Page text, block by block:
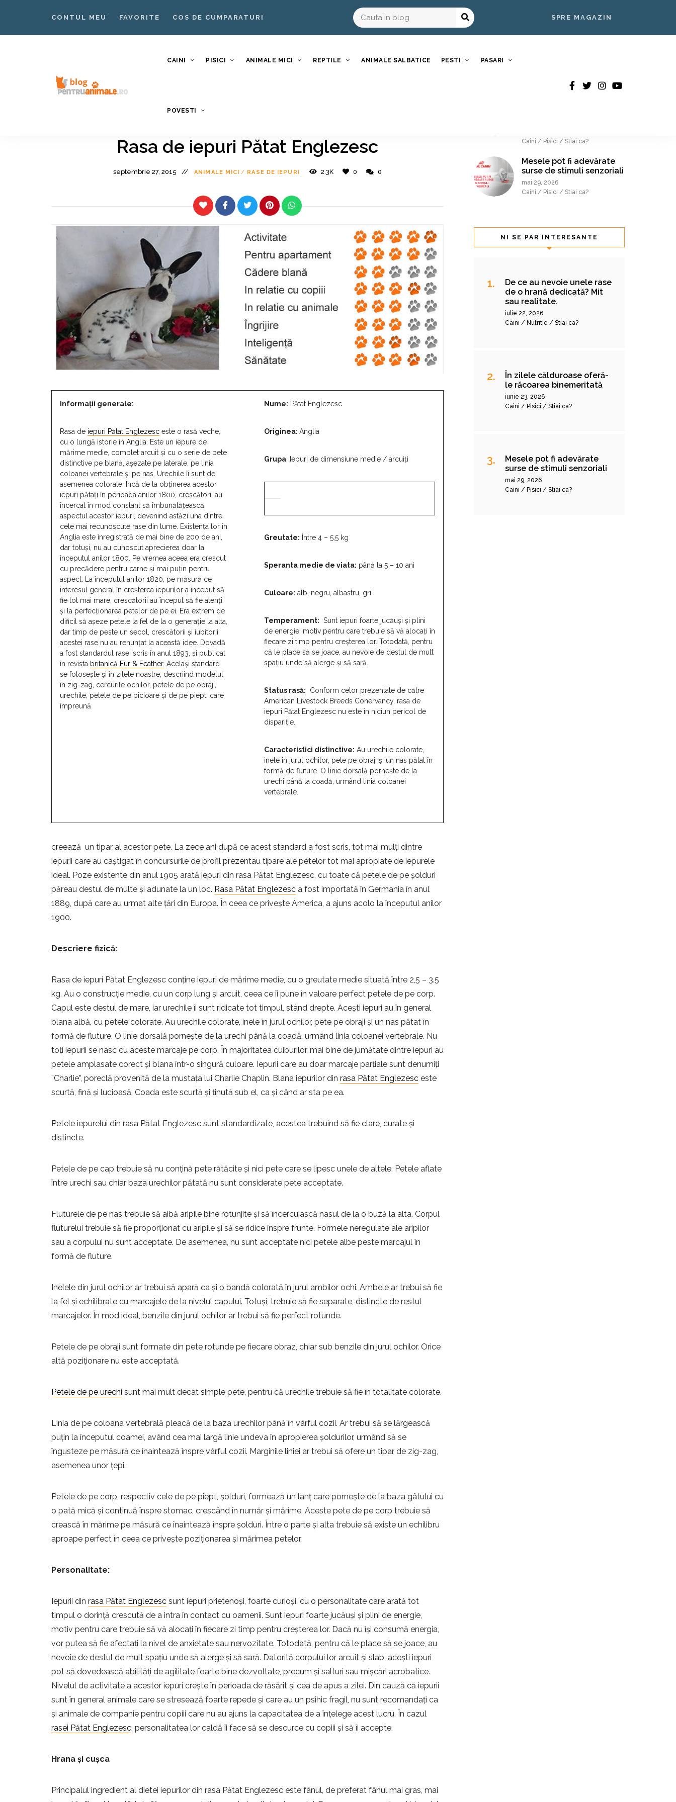
CONTUL MEU FAVORITE COS DE CUMPARATURI SPRE MAGAZIN
Pisici
CAINI PISICI ANIMALE MICI REPTILE ANIMALE SALBATICE PESTI PASARI
POVESTI
Rasa de iepuri Pătat Englezesc
septembrie 27, 2015 ANIMALE MICI / RASE DE IEPURI 2.3K 0 0
Informaţii generale:
Rasa de iepuri Pătat Englezesc este o rasă veche,
cu o lungă istorie în Anglia. Este un iepure de
mărime medie, complet arcuit și cu o serie de pete
distinctive pe blană, așezate pe laterale, pe linia
coloanei vertebrale și pe nas. Urechile îi sunt de
asemenea colorate. Încă de la obținerea acestor
iepuri pătați în perioada anilor 1800, crescătorii au
încercat în mod constant să îmbunătățească
aspectul acestor iepuri, devenind astăzi una dintre
cele mai recunoscute rase din lume. Existența lor în
Anglia este înregistrată de mai bine de 200 de ani,
dar totuși, nu au cunoscut aprecierea doar la
începutul anilor 1800. Pe vremea aceea era crescut
cu precădere pentru carne și mai puțin pentru
aspect. La începutul anilor 1820, pe măsură ce
interesul general în creșterea iepurilor a început să
fie tot mai mare, crescătorii au început să fie atenți
și la perfecționarea petelor de pe ei. Era extrem de
dificil să așeze petele la fel de la o generație la alta,
dar timp de peste un secol, crescătorii și iubitorii
acestei rase nu au renunțat la această idee. Dovadă
a fost standardul rasei scris în anul 1893, și publicat
în revista britanică Fur & Feather. Același standard
se folosește și în zilele noastre, descriind modelul
în zig-zag, cercurile ochilor, petele de pe obraji,
urechile, petele de pe picioare și de pe piept, care
împreună
Nume: Pătat Englezesc
Originea: Anglia
Grupa: Iepuri de dimensiune medie / arcuiți
Greutate: Între 4 – 5,5 kg
Speranta medie de viata: până la 5 – 10 ani
Culoare: alb, negru, albastru, gri.
Temperament: Sunt iepuri foarte jucăuși și plini
de energie, motiv pentru care trebuie să vă alocați în
fiecare zi timp pentru creșterea lor. Totodată, pentru
că le place să se joace, au nevoie de destul de mult
spațiu unde să alerge și să sară.
Status rasă: Conform celor prezentate de către
American Livestock Breeds Conervancy, rasa de
iepuri Pătat Englezesc nu este în niciun pericol de
dispariție.
Caracteristici distinctive: Au urechile colorate,
inele în jurul ochilor, pete pe obraji și un nas pătat în
formă de fluture. O linie dorsală pornește de la
urechi până la coadă, urmând linia coloanei
vertebrale.
creează un tipar al acestor pete. La zece ani după ce acest standard a fost scris, tot mai mulți dintre
iepurii care au câștigat în concursurile de profil prezentau tipare ale petelor tot mai apropiate de iepurele
ideal. Poze existente din anul 1905 arată iepuri din rasa Pătat Englezesc, cu toate că petele de pe șolduri
păreau destul de multe și adunate la un loc. Rasa Pătat Englezesc a fost importată în Germania în anul
1889, după care au urmat alte țări din Europa. În ceea ce privește America, a ajuns acolo la începutul anilor
1900.
Descriere fizică:
Rasa de iepuri Pătat Englezesc conține iepuri de mărime medie, cu o greutate medie situată între 2,5 – 3.5
kg. Au o construcție medie, cu un corp lung și arcuit, ceea ce îi pune în valoare perfect petele de pe corp.
Capul este destul de mare, iar urechile îi sunt ridicate tot timpul, stând drepte. Acești iepuri au în general
blana albă, cu petele colorate. Au urechile colorate, inele în jurul ochilor, pete pe obraji și un nas pătat în
formă de fluture. O linie dorsală pornește de la urechi până la coadă, urmând linia coloanei vertebrale. Nu
toți iepurii se nasc cu aceste marcaje pe corp. În majoritatea cuiburilor, mai bine de jumătate dintre iepuri au
petele amplasate corect și blana într-o singură culoare. Iepurii care au doar marcaje parțiale sunt denumiți
”Charlie”, poreclă provenită de la mustața lui Charlie Chaplin. Blana iepurilor din rasa Pătat Englezesc este
scurtă, fină și lucioasă. Coada este scurtă și ținută sub el, ca și când ar sta pe ea.
Petele iepurelui din rasa Pătat Englezesc sunt standardizate, acestea trebuind să fie clare, curate și
distincte.
Petele de pe cap trebuie să nu conțină pete rătăcite și nici pete care se lipesc unele de altele. Petele aflate
între urechi sau chiar baza urechilor pătată nu sunt considerate pete acceptate.
Fluturele de pe nas trebuie să aibă aripile bine rotunjite și să încercuiască nasul de la o buză la alta. Corpul
fluturelui trebuie să fie proporționat cu aripile și să se ridice înspre frunte. Formele neregulate ale aripilor
sau a corpului nu sunt acceptate. De asemenea, nu sunt acceptate nici petele albe peste marcajul în
formă de fluture.
Inelele din jurul ochilor ar trebui să apară ca și o bandă colorată în jurul ambilor ochi. Ambele ar trebui să fie
la fel și echilibrate cu marcajele de la nivelul capului. Totuși, trebuie să fie separate, distincte de restul
marcajelor. În mod ideal, benzile din jurul ochilor ar trebui să fie perfect rotunde.
Petele de pe obraji sunt formate din pete rotunde pe fiecare obraz, chiar sub benzile din jurul ochilor. Orice
altă poziționare nu este acceptată.
Petele de pe urechi sunt mai mult decât simple pete, pentru că urechile trebuie să fie în totalitate colorate.
Linia de pe coloana vertebrală pleacă de la baza urechilor până în vârful cozii. Ar trebui să se lărgească
puțin la începutul coamei, având cea mai largă linie undeva în apropierea șoldurilor, urmând să se
îngusteze pe măsură ce înaintează înspre vârful cozii. Marginile liniei ar trebui să ofere un tipar de zig-zag,
asemenea unor țepi.
Petele de pe corp, respectiv cele de pe piept, șolduri, formează un lanț care pornește de la baza gâtului cu
o pată mică și continuă înspre stomac, crescând în număr și mărime. Aceste pete de pe corp trebuie să
crească în mărime pe măsură ce înaintează înspre șolduri. Între o parte și alta trebuie să existe un echilibru
aproape perfect în ceea ce privește poziționarea și mărimea petelor.
Personalitate:
Iepurii din rasa Pătat Englezesc sunt iepuri prietenoși, foarte curioși, cu o personalitate care arată tot
timpul o dorință crescută de a intra în contact cu oamenii. Sunt iepuri foarte jucăuși și plini de energie,
motiv pentru care trebuie să vă alocați în fiecare zi timp pentru creșterea lor. Dacă nu își consumă energia,
vor putea să fie afectați la nivel de anxietate sau nervozitate. Totodată, pentru că le place să se joace, au
nevoie de destul de mult spațiu unde să alerge și să sară. Datorită corpului lor arcuit și slab, acești iepuri
pot să dovedească abilități de agilitate foarte bine dezvoltate, precum și salturi sau mișcări acrobatice.
Nivelul de activitate a acestor iepuri crește în perioada de răsărit și cea de apus a zilei. Din cauză că iepurii
sunt în general animale care se stresează foarte repede și care au un psihic fragil, nu sunt recomandați ca
și animale de companie pentru copiii care nu au ajuns la capacitatea de a înțelege acest lucru. În cazul
rasei Pătat Englezesc, personalitatea lor caldă îi face să se descurce cu copiii și să îi accepte.
Hrana și cușca
Principalul ingredient al dietei iepurilor din rasa Pătat Englezesc este fânul, de preferat fânul mai gras, mai
CELE MAI NOI ARTICOLE
Caini / Nutritie / Stiai ca?
Caini / Pisici / Stiai ca?
Mesele pot fi adevărate
surse de stimuli senzoriali
mai 29, 2026
Caini / Pisici / Stiai ca?
NI SE PAR INTERESANTE
De ce au nevoie unele rase
de o hrană dedicată? Mit
sau realitate.
iulie 22, 2026
Caini / Nutritie / Stiai ca?
În zilele călduroase oferă-
le răcoarea binemeritată
iunie 23, 2026
Caini / Pisici / Stiai ca?
Mesele pot fi adevărate
surse de stimuli senzoriali
mai 29, 2026
Caini / Pisici / Stiai ca?